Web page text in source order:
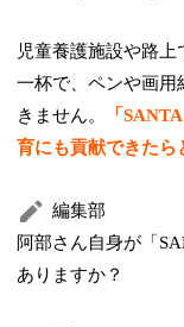
児童養護施設や路
一杯で、ペンや画用
きません。
「
育にも貢献できたら
編集部
阿部さん自身が「
ありますか？